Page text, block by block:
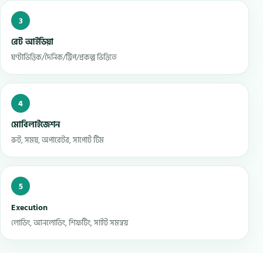
3
রেট আইডিয়া
ঘণ্টাভিত্তিক/দৈনিক/ট্রিপ/প্রকল্প ভিত্তিতে
4
মোবিলাইজেশন
রুট, সময়, অপারেটর, সাপোর্ট টিম
5
Execution
লোডিং, আনলোডিং, শিফটিং, সাইট সমন্বয়